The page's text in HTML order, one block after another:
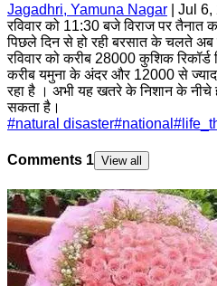
Jagadhri, Yamuna Nagar
Jul 6,
रविवार को 11:30 बजे विराज पर तैनात
पिछले दिन से हो रही बरसात के चलते
रविवार को करीब 28000 कुशिक
करीब यमुना के अंदर और 12000 से
रहा है । अभी यह खतरे के निशान के
सकता है।
#natural disaster#national #
Comments 1 View all